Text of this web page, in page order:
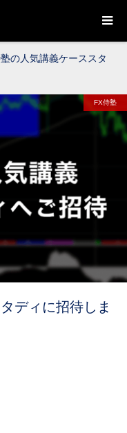
の人気講義ケーススタ
FX侍塾
ディに招待しま